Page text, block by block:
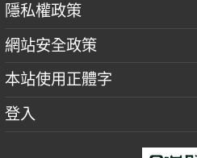
隱私權政策
網站安全政策
本站使用正體字
登入